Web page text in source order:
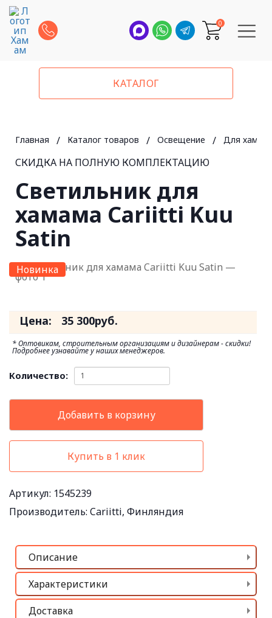
0
КАТАЛОГ
Главная / Каталог товаров / Освещение / Для
СКИДКА НА ПОЛНУЮ КОМПЛЕКТАЦИЮ
Светильник для
хамама Cariitti Kuu
Satin
Новинка
Цена: 35 300руб.
* Оптовикам, строительным организациям и дизайнерам - скидки!
Подробнее узнавайте у наших менеджеров.
Количество:
Добавить в корзину
Купить в 1 клик
Артикул: 1545239
Производитель: Cariitti, Финляндия
Описание
Характеристики
Доставка